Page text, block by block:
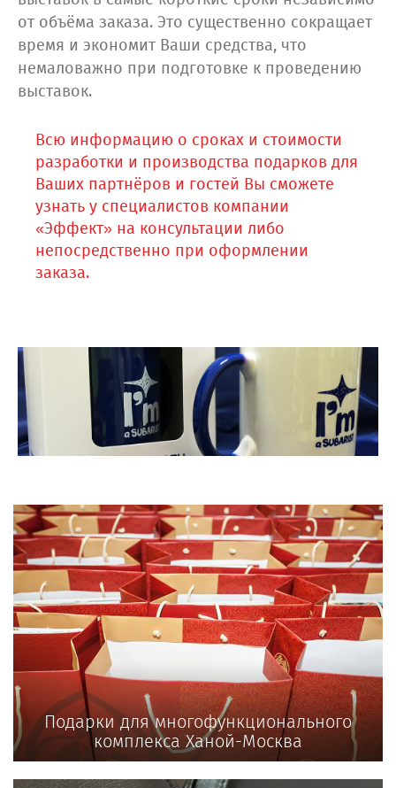
от объёма заказа. Это существенно сокращает
время и экономит Ваши средства, что
немаловажно при подготовке к проведению
выставок.
Всю информацию о сроках и стоимости
разработки и производства подарков для
Ваших партнёров и гостей Вы сможете
узнать у специалистов компании
«Эффект» на консультации либо
непосредственно при оформлении
заказа.
Подарки для многофункционального
комплекса Ханой-Москва